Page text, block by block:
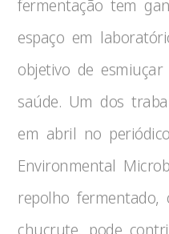
fermentação tem
espaço em
objetivo de
saúde. Um dos
em abril no
Environmental
repolho fermentado,
chucrute, pode